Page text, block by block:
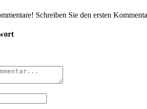
Schreiben Sie den ersten